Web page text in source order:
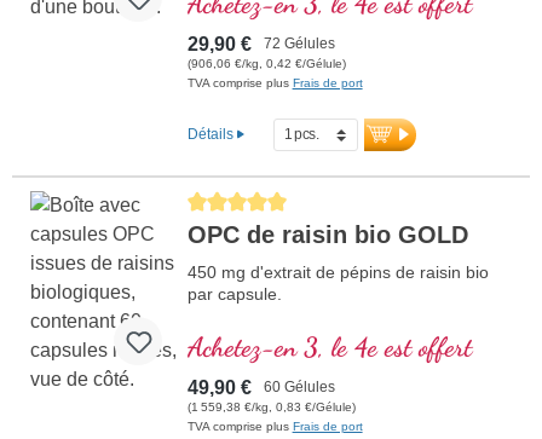
de vitamine C par dose journalière (1
gélule). L’extrait de pépins de raisin est
standardisé à 95 % de polyphénols avec
au moins 160 mg d’OPC authentique par
concentration d’antioxydants.
plus d'informations sur l’OPC
29,90 € 72 Gélules
(906,06 €/kg, 0,42 €/Gélule)
TVA comprise plus Frais de port
Détails
Average rating of 5 out of 5 stars
OPC de raisin bio GOLD
450 mg d'extrait de pépins de raisin bio
par capsule.
Achetez-en 3, le 4e est offert
49,90 € 60 Gélules
(1 559,38 €/kg, 0,83 €/Gélule)
TVA comprise plus Frais de port